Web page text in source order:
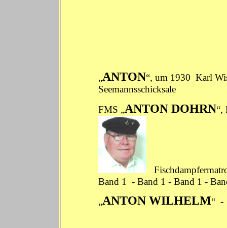
„ANTON“, um 1930 Karl
Seemannsschicksale
FMS „ANTON DOHRN“,
Band 1
- Band 1 - Band 1 -
„ANTON WILHELM“